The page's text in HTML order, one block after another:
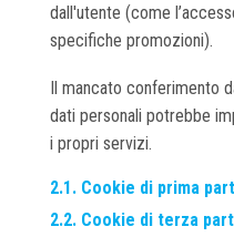
dall'utente (come
specifiche promozioni).
Il mancato conferimento
dati personali potrebbe
i propri servizi.
2.1. Cookie di prima
2.2. Cookie di terza